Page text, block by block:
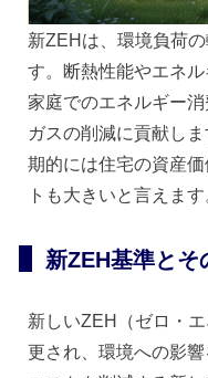
新ZEHは、環境負荷
す。断熱性能やエネ
家庭でのエネルギー
ガスの削減に貢献し
期的には住宅の資産
トも大きいと言えます
新ZEH基準とそ
新しいZEH（ゼロ・
更され、環境への影